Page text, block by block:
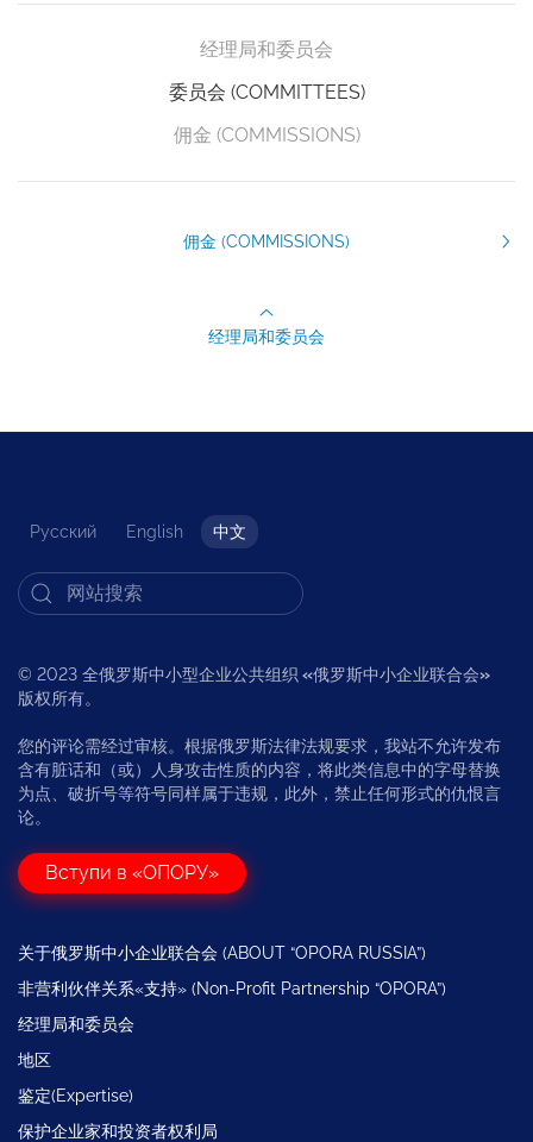
经理局和委员会
委员会 (COMMITTEES)
佣金 (COMMISSIONS)
佣金 (COMMISSIONS)
经理局和委员会
Русский English 中文
© 2023 全俄罗斯中小型企业公共组织 «俄罗斯中小企业联合会»
版权所有。
您的评论需经过审核。根据俄罗斯法律法规要求，我站不允许发布
含有脏话和（或）人身攻击性质的内容，将此类信息中的字母替换
为点、破折号等符号同样属于违规，此外，禁止任何形式的仇恨言
论。
Вступи в «ОПОРУ»
关于俄罗斯中小企业联合会 (ABOUT “OPORA RUSSIA”)
非营利伙伴关系«支持» (Non-Profit Partnership “OPORA”)
经理局和委员会
地区
鉴定(Expertise)
保护企业家和投资者权利局